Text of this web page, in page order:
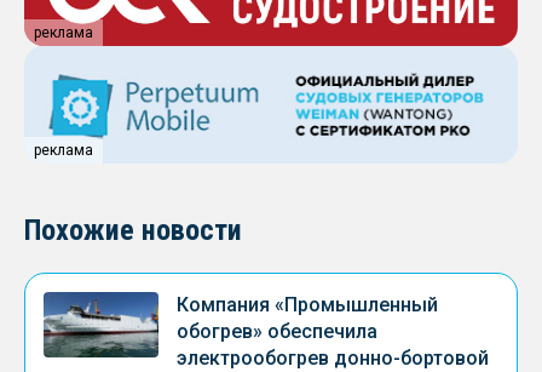
реклама
реклама
Похожие новости
Компания «Промышленный
обогрев» обеспечила
электрообогрев донно-бортовой